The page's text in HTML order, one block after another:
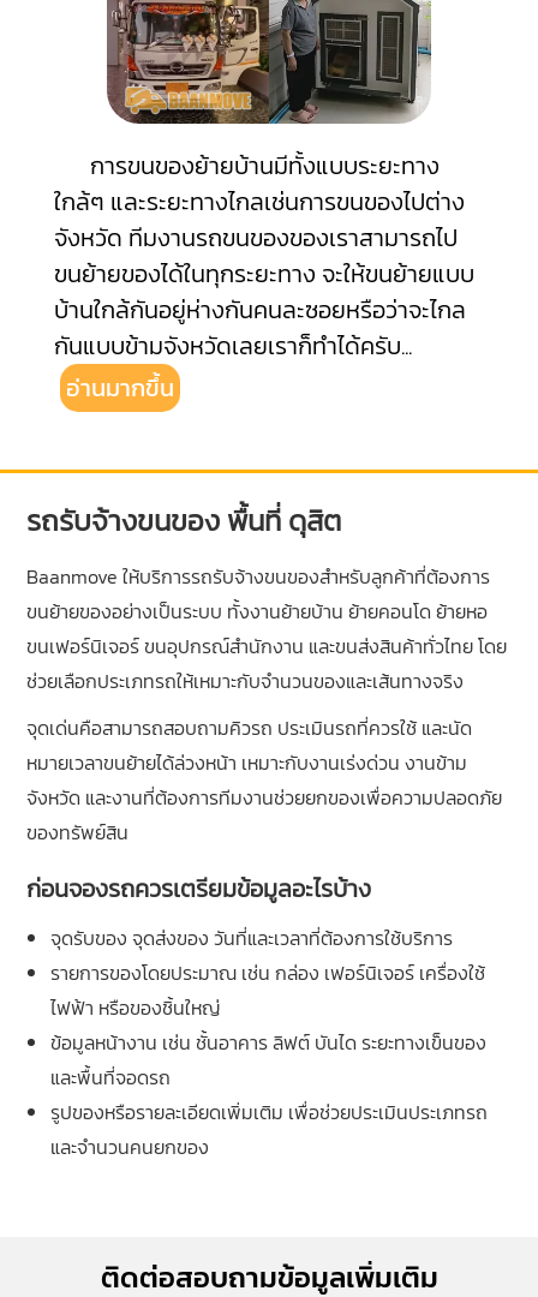
การขนของย้ายบ้านมีทั้งแบบระยะทาง
ใกล้ๆ และระยะทางไกลเช่นการขนของไปต่าง
จังหวัด ทีมงานรถขนของของเราสามารถไป
ขนย้ายของได้ในทุกระยะทาง จะให้ขนย้ายแบบ
บ้านใกล้กันอยู่ห่างกันคนละซอยหรือว่าจะไกล
กันแบบข้ามจังหวัดเลยเราก็ทำได้ครับ...
อ่านมากขึ้น
รถรับจ้างขนของ พื้นที่ ดุสิต
Baanmove ให้บริการรถรับจ้างขนของสำหรับลูกค้าที่ต้องการ
ขนย้ายของอย่างเป็นระบบ ทั้งงานย้ายบ้าน ย้ายคอนโด ย้ายหอ
ขนเฟอร์นิเจอร์ ขนอุปกรณ์สำนักงาน และขนส่งสินค้าทั่วไทย โดย
ช่วยเลือกประเภทรถให้เหมาะกับจำนวนของและเส้นทางจริง
จุดเด่นคือสามารถสอบถามคิวรถ ประเมินรถที่ควรใช้ และนัด
หมายเวลาขนย้ายได้ล่วงหน้า เหมาะกับงานเร่งด่วน งานข้าม
จังหวัด และงานที่ต้องการทีมงานช่วยยกของเพื่อความปลอดภัย
ของทรัพย์สิน
ก่อนจองรถควรเตรียมข้อมูลอะไรบ้าง
จุดรับของ จุดส่งของ วันที่และเวลาที่ต้องการใช้บริการ
รายการของโดยประมาณ เช่น กล่อง เฟอร์นิเจอร์ เครื่องใช้
ไฟฟ้า หรือของชิ้นใหญ่
ข้อมูลหน้างาน เช่น ชั้นอาคาร ลิฟต์ บันได ระยะทางเข็นของ
และพื้นที่จอดรถ
รูปของหรือรายละเอียดเพิ่มเติม เพื่อช่วยประเมินประเภทรถ
และจำนวนคนยกของ
ติดต่อสอบถามข้อมูลเพิ่มเติม